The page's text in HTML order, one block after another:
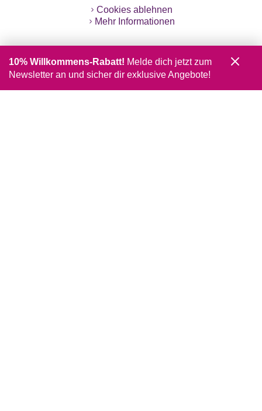
Cookies ablehnen
Mehr Informationen
10% Willkommens-Rabatt! Melde dich jetzt zum
Newsletter an und sicher dir exklusive Angebote!